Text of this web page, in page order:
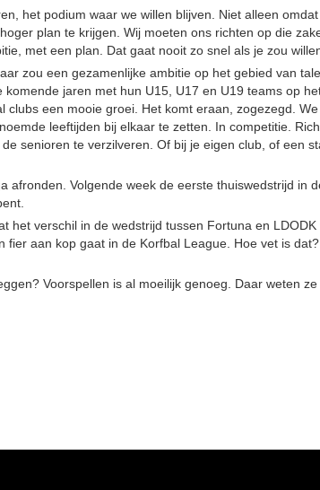
het podium waar we willen blijven. Niet alleen
plan te krijgen. Wij moeten ons richten op die
met een plan. Dat gaat nooit zo snel als je zou
zou een gezamenlijke ambitie op het gebied van
jaren met hun U15, U17 en U19 teams op
een mooie groei. Het komt eraan, zogezegd.
leeftijden bij elkaar te zetten. In competitie.
senioren te verzilveren. Of bij je eigen club, of een
afronden. Volgende week de eerste thuiswedstrijd in
het verschil in de wedstrijd tussen Fortuna en
fier aan kop gaat in de Korfbal League. Hoe vet is
Voorspellen is al moeilijk genoeg. Daar weten